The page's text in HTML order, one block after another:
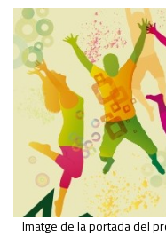
Imatge de la portada del